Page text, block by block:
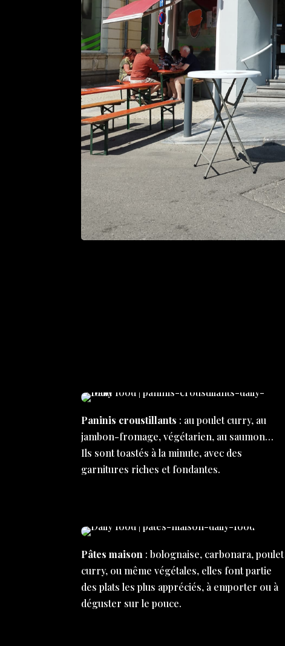
Paninis croustillants : au poulet curry, au
jambon-fromage, végétarien, au saumon…
Ils sont toastés à la minute, avec des
garnitures riches et fondantes.
Pâtes maison : bolognaise, carbonara, poulet
curry, ou même végétales, elles font partie
des plats les plus appréciés, à emporter ou à
déguster sur le pouce.